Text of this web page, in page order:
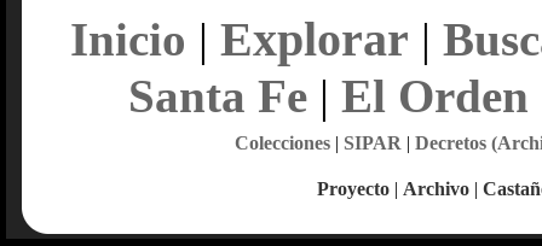
Inicio | Explorar |
Santa Fe| El Orden
Colecciones| SIPAR | Decretos
Proyecto | Archivo |